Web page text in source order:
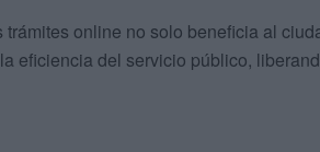
online no solo beneficia al
eficiencia del servicio público,